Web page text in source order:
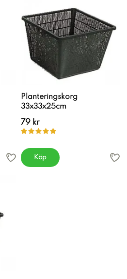
Planteringskorg
33x33x25cm
79 kr
Köp